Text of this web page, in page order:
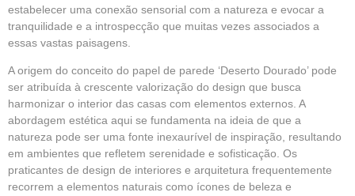
estabelecer uma conexão sensorial com a natureza e evocar a
tranquilidade e a introspecção que muitas vezes associados a
essas vastas paisagens.
A origem do conceito do papel de parede ‘Deserto Dourado’ pode
ser atribuída à crescente valorização do design que busca
harmonizar o interior das casas com elementos externos. A
abordagem estética aqui se fundamenta na ideia de que a
natureza pode ser uma fonte inexaurível de inspiração, resultando
em ambientes que refletem serenidade e sofisticação. Os
praticantes de design de interiores e arquitetura frequentemente
recorrem a elementos naturais como ícones de beleza e